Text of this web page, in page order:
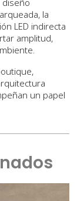
diseño
la
LED indirecta
amplitud,
un papel